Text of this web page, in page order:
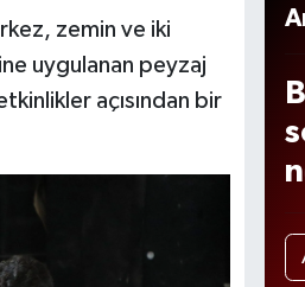
zemin ve iki
uygulanan peyzaj
açısından bir